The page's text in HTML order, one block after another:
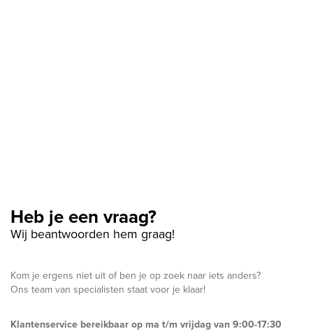
Heb je een vraag?
Wij beantwoorden hem graag!
Kom je ergens niet uit of ben je op zoek naar iets anders?
Ons team van specialisten staat voor je klaar!
Klantenservice bereikbaar op ma t/m vrijdag van 9:00-17:30